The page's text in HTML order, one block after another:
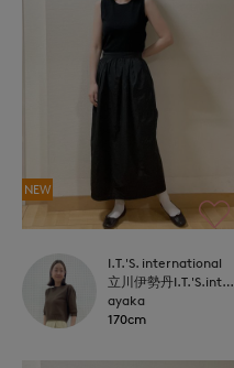
NEW
I.T.'S. international
立川伊勢丹I.T.'S.international
ayaka
170cm